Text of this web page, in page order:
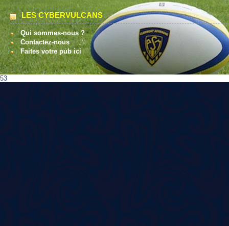
LES CYBERVULCANS
Qui sommes-nous ?
Contactez-nous
Faites votre pub ici
53